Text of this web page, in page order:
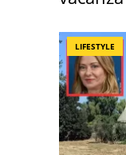
LIFESTYLE